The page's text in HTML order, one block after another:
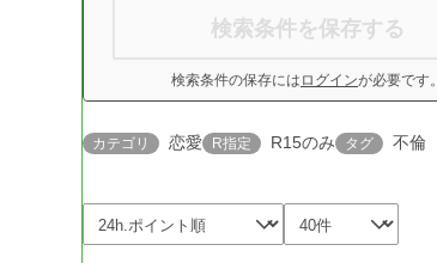
検索条件を保存する
検索条件の保存には ログインが必要です。
カテゴリ 恋愛 R指定 R15のみ タグ 不倫